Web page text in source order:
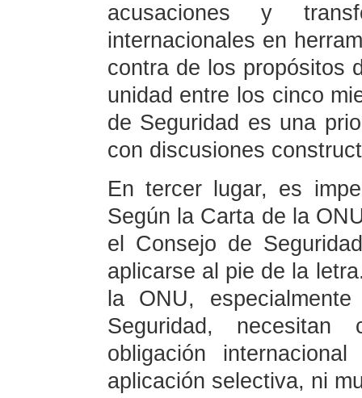
acusaciones y
internacionales en
contra de los propósitos
unidad entre los cinco
de Seguridad es una
con discusiones
En tercer lugar, es
Según la Carta de la
el Consejo de
aplicarse al pie de la
la ONU,
Seguridad,
obligación
aplicación selectiva, ni